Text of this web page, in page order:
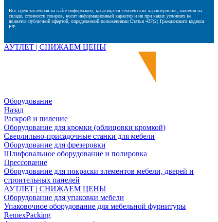
Вся представленная на сайте информация, касающаяся технических характеристик, наличия на
складе, стоимости товаров, носит информационный характер и ни при каких условиях не
является публичной офертой, определяемой положениями Статьи 437(2) Гражданского кодекса
РФ
АУТЛЕТ | СНИЖАЕМ ЦЕНЫ
Оборудование
Назад
Раскрой и пиление
Оборудование для кромки (облицовки кромкой)
Сверлильно-присадочные станки для мебели
Оборудование для фрезеровки
Шлифовальное оборудование и полировка
Прессование
Оборудование для покраски элементов мебели, дверей и
строительных панелей
АУТЛЕТ | СНИЖАЕМ ЦЕНЫ
Оборудование для упаковки мебели
Упаковочное оборудование для мебельной фурнитуры
RemexPacking